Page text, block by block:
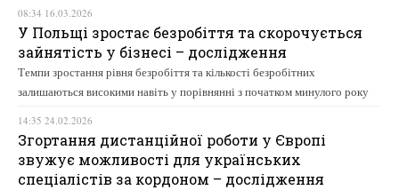
08:34 16.03.2026
У Польщі зростає безробіття та скорочується
зайнятість у бізнесі – дослідження
Темпи зростання рівня безробіття та кількості безробітних
залишаються високими навіть у порівнянні з початком минулого року
14:35 24.02.2026
Згортання дистанційної роботи у Європі
звужує можливості для українських
спеціалістів за кордоном – дослідження